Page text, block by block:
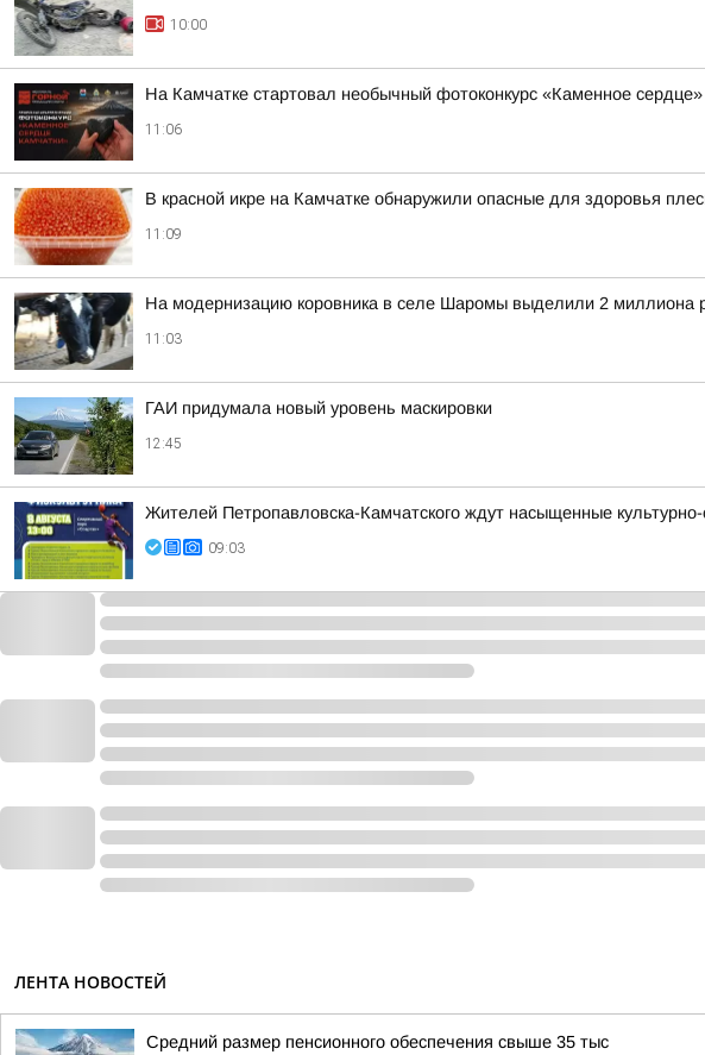
10:00
На Камчатке стартовал необычный фотоконкурс «Каменное сердце»
11:06
В красной икре на Камчатке обнаружили опасные для здоровья
11:09
На модернизацию коровника в селе Шаромы выделили 2 миллиона
11:03
ГАИ придумала новый уровень маскировки
12:45
Жителей Петропавловска-Камчатского ждут насыщенные
09:03
ЛЕНТА НОВОСТЕЙ
Средний размер пенсионного обеспечения свыше 35 тыс